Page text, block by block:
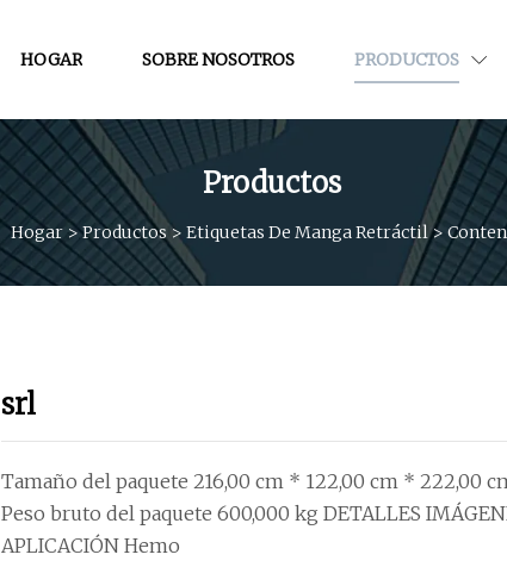
HOGAR SOBRE NOSOTROS PRODUCTOS
Productos
Hogar >Productos > Etiquetas De Manga Retráctil>
srl
Tamaño del paquete 216,00 cm * 122,00 cm * 222,00
Peso bruto del paquete 600,000 kg DETALLES
APLICACIÓN Hemo